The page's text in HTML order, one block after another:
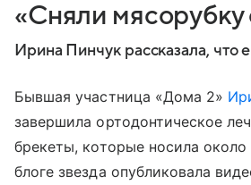
«Сняли мясорубку
Ирина Пинчук рассказала, что
Бывшая участница «Дома 2»
завершила ортодонтическое
брекеты, которые носила
блоге звезда опубликовала